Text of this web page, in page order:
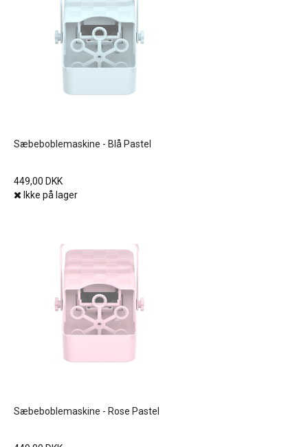
Sæbeboblemaskine - Blå Pastel
449,00 DKK
Ikke på lager
Sæbeboblemaskine - Rose Pastel